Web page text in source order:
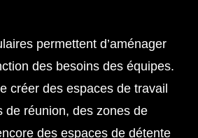
permettent d’aménager
des besoins des équipes.
créer des espaces de travail
de réunion, des zones de
des espaces de détente